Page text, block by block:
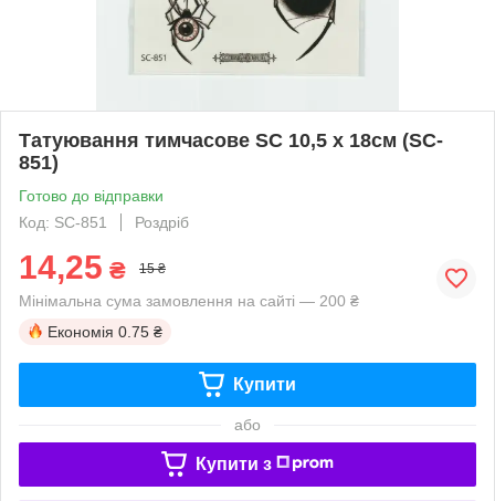
Татуювання тимчасове SC 10,5 х 18см (SC-
851)
Готово до відправки
Код: SC-851
Роздріб
14,25 ₴ 15 ₴
Мінімальна сума замовлення на сайті — 200 ₴
Економія 0.75 ₴
Купити
або
Купити з